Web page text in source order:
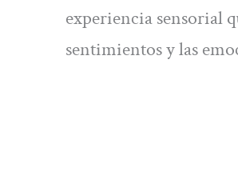
experiencia sensorial
sentimientos y las